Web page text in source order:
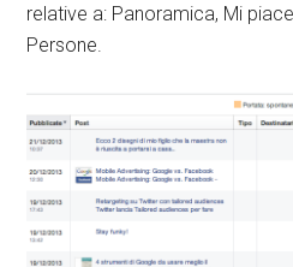
relative a: Panoramica, Mi
Persone.